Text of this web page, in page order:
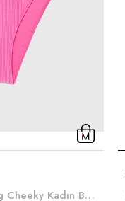
Calvin Klein High Leg Cheeky Kadın Bikini Altı